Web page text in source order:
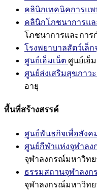
คลินิกเทคนิคการแพ
คลินิกโภชนาการแ
โภชนาการและการ
โรงพยาบาลสัตว์เล็ก
ศูนย์เอ็มเน็ต ศูนย์เอ็
ศูนย์ส่งเสริมสุขภาว
อายุ
พื้นที่สร้างสรรค์
ศูนย์พันธกิจเพื่อสังค
ศูนย์กีฬาแห่งจุฬาล
จุฬาลงกรณ์มหาวิทย
ธรรมสถานจุฬาลง
จุฬาลงกรณ์มหาวิทย